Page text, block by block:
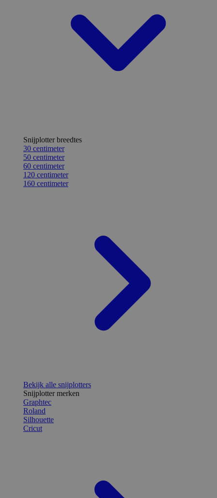
Snijplotter breedtes
30 centimeter
50 centimeter
60 centimeter
120 centimeter
160 centimeter
Bekijk alle snijplotters
Snijplotter merken
Graphtec
Roland
Silhouette
Cricut